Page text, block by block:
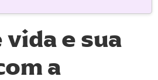
e sua
a